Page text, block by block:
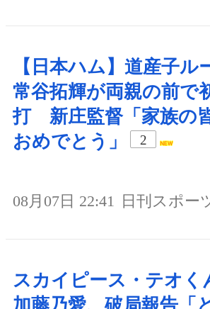
【日本ハム】道産子ル
常谷拓輝が両親の前で
打 新庄監督「家族の
おめでとう」
2
08月07日 22:41 日刊スポー
スカイピース・テオく